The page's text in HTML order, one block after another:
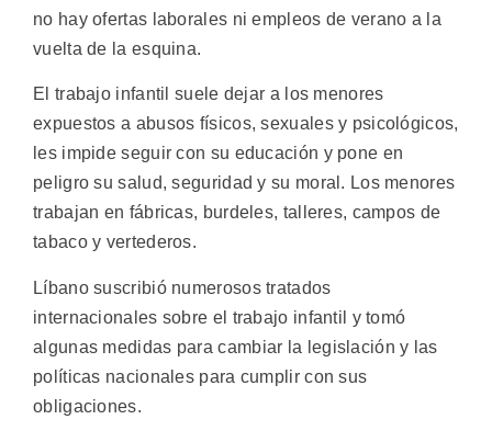
no hay ofertas laborales ni empleos de verano a la
vuelta de la esquina.
El trabajo infantil suele dejar a los menores
expuestos a abusos físicos, sexuales y psicológicos,
les impide seguir con su educación y pone en
peligro su salud, seguridad y su moral. Los menores
trabajan en fábricas, burdeles, talleres, campos de
tabaco y vertederos.
Líbano suscribió numerosos tratados
internacionales sobre el trabajo infantil y tomó
algunas medidas para cambiar la legislación y las
políticas nacionales para cumplir con sus
obligaciones.